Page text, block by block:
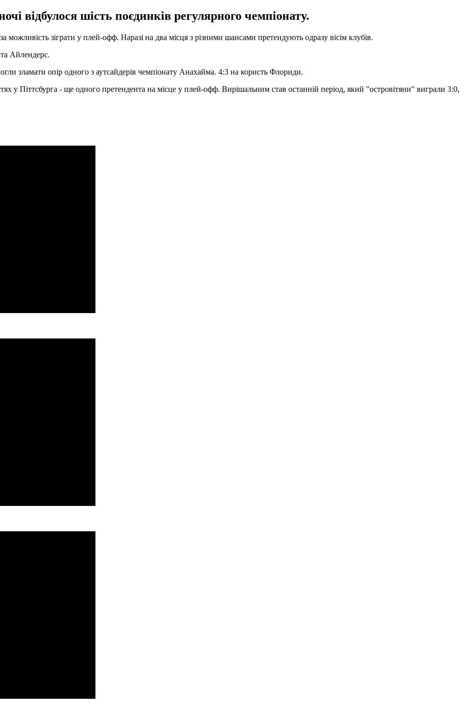
відбулося шість поєдинків регулярного чемпіонату.
можливість зіграти у плей-офф. Наразі на два місця з різними шансами претендують одразу вісім клубів.
Айлендерс.
зламати опір одного з аутсайдерів чемпіонату Анахайма. 4:3 на користь Флориди.
у Піттсбурга - ще одного претендента на місце у плей-офф. Вирішальним став останній період, який "островітяни" виграли 3:0,